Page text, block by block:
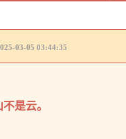
03-05 03:44:35
是云。